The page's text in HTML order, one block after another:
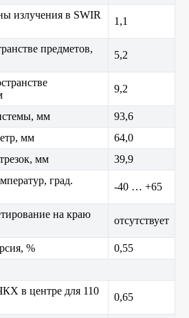
излучения в SWIR
1,1
предметов,
5,2
9,2
мм
93,6
мм
64,0
мм
39,9
град.
-40 … +65
на краю
отсутствует
%
0,55
в центре для 110
0,65